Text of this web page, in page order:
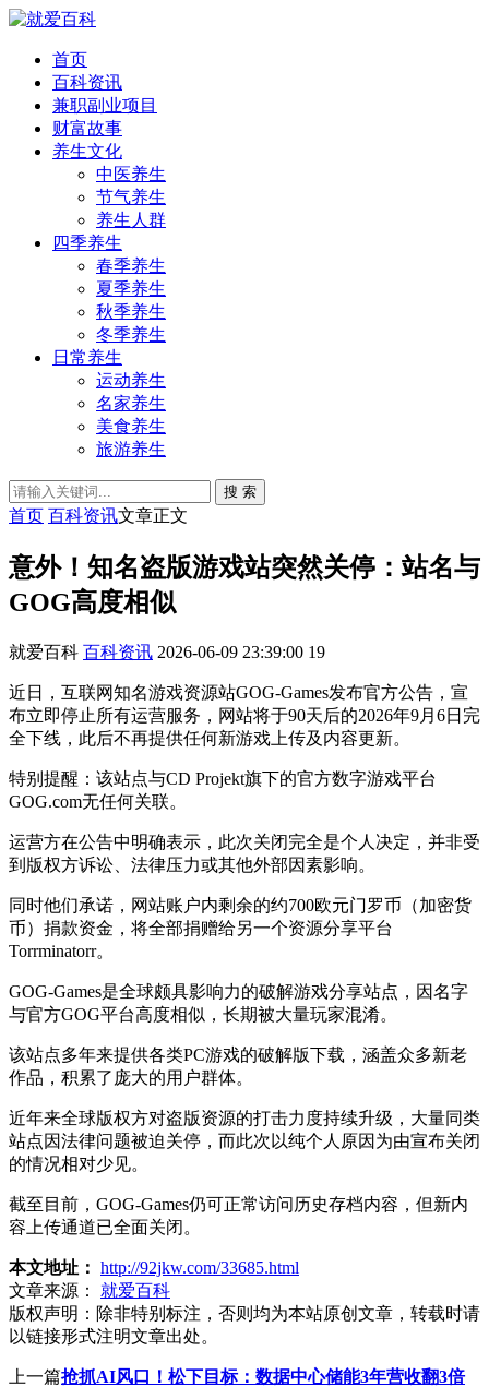
首页
百科资讯
兼职副业项目
财富故事
养生文化
中医养生
节气养生
养生人群
四季养生
春季养生
夏季养生
秋季养生
冬季养生
日常养生
运动养生
名家养生
美食养生
旅游养生
搜 索
首页 百科资讯文章正文
意外！知名盗版游戏站突然关停：站名与
GOG高度相似
就爱百科 百科资讯 2026-06-09 23:39:00 19
近日，互联网知名游戏资源站GOG-Games发布官方公告，宣
布立即停止所有运营服务，网站将于90天后的2026年9月6日完
全下线，此后不再提供任何新游戏上传及内容更新。
特别提醒：该站点与CD Projekt旗下的官方数字游戏平台
GOG.com无任何关联。
运营方在公告中明确表示，此次关闭完全是个人决定，并非受
到版权方诉讼、法律压力或其他外部因素影响。
同时他们承诺，网站账户内剩余的约700欧元门罗币（加密货
币）捐款资金，将全部捐赠给另一个资源分享平台
Torrminatorr。
GOG-Games是全球颇具影响力的破解游戏分享站点，因名字
与官方GOG平台高度相似，长期被大量玩家混淆。
该站点多年来提供各类PC游戏的破解版下载，涵盖众多新老
作品，积累了庞大的用户群体。
近年来全球版权方对盗版资源的打击力度持续升级，大量同类
站点因法律问题被迫关停，而此次以纯个人原因为由宣布关闭
的情况相对少见。
截至目前，GOG-Games仍可正常访问历史存档内容，但新内
容上传通道已全面关闭。
本文地址： http://92jkw.com/33685.html
文章来源：
就爱百科
版权声明： 除非特别标注，否则均为本站原创文章，转载时请
以链接形式注明文章出处。
上一篇抢抓AI风口！松下目标：数据中心储能3年营收翻3倍